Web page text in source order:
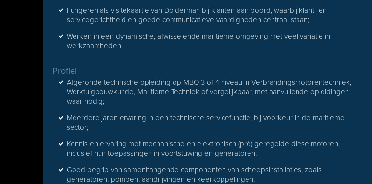
Fungeren als visitekaartje van Dolderman bij klanten aan boord, waarbij klant- en
servicegerichtheid en goede communicatieve vaardigheden centraal staan;
Werken in een dynamische, afwisselende maritieme omgeving met veel variatie in
werkzaamheden.
Profiel
Afgeronde technische opleiding op MBO 3 of 4 niveau in Verbrandingsmotorentechniek,
Werktuigbouwkunde, Maritieme Techniek of vergelijkbaar, met aanvullende opleidingen
waar nodig;
Meerdere jaren ervaring in een technische servicefunctie, bij voorkeur in de maritieme
sector;
Kennis en ervaring met mechanische en elektronisch (pré) geregelde dieselmotoren,
inclusief hun toepassingen in voortstuwing en generatoren;
Goed begrip van samenhangende componenten van scheepsinstallaties, zoals
generatoren, pompen, aandrijvingen en keerkoppelingen;